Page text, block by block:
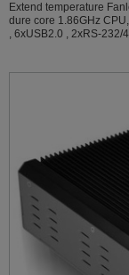
Extend temperature
dure core 1.86GHz
, 6xUSB2.0 , 2xRS-232/